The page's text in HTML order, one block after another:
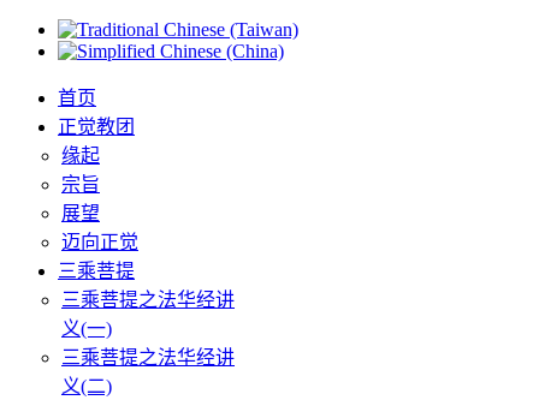
首页
正觉教团
缘起
宗旨
展望
迈向正觉
三乘菩提
三乘菩提之法华经讲
义(一)
三乘菩提之法华经讲
义(二)